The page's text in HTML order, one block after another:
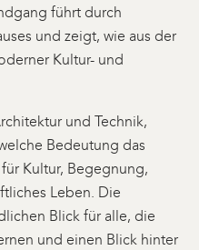
führt durch
und zeigt, wie aus der
Kultur- und
und Technik,
Bedeutung das
Kultur, Begegnung,
Leben. Die
Blick für alle, die
und einen Blick hinter